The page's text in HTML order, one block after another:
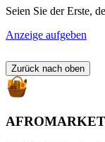
Seien Sie der Erste,
Anzeige aufgeben
Zurück nach oben